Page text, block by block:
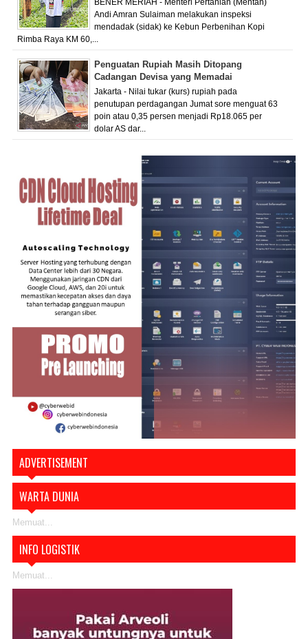
BENER MERIAH - Menteri Pertanian (Mentan)
Andi Amran Sulaiman melakukan inspeksi
mendadak (sidak) ke Kebun Perbenihan Kopi
Rimba Raya KM 60,...
Penguatan Rupiah Masih Ditopang
Cadangan Devisa yang Memadai
Jakarta - Nilai tukar (kurs) rupiah pada
penutupan perdagangan Jumat sore menguat 63
poin atau 0,35 persen menjadi Rp18.065 per
dolar AS dar...
ADVERTISEMENT
WARTA DUNIA
Memuat...
INFO LOGISTIK
Memuat...